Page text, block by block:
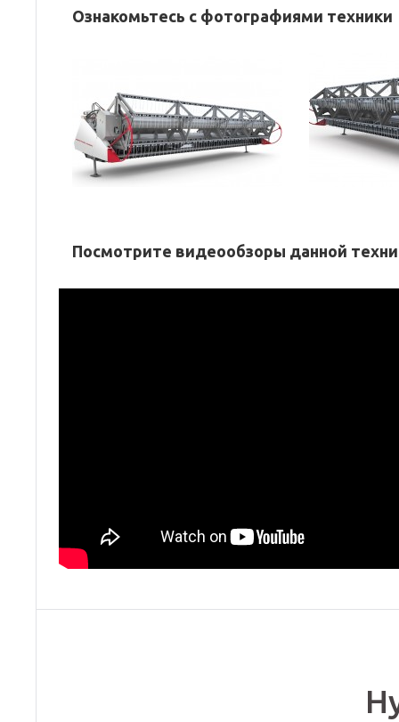
Ознакомьтесь с фотографиями техники
Посмотрите видеообзоры данной